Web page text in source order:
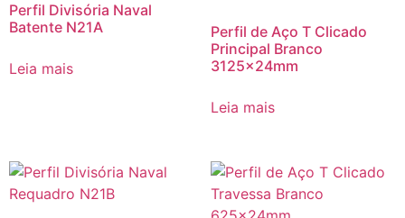
Perfil Divisória Naval
Batente N21A
Leia mais
Perfil de Aço T Clicado
Principal Branco
3125x24mm
Leia mais